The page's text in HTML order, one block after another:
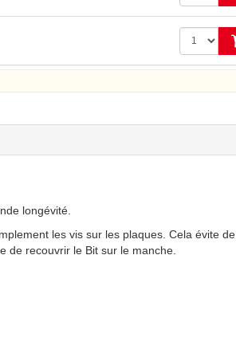
longévité.
les vis sur les plaques. Cela évite de
de recouvrir le Bit sur le manche.